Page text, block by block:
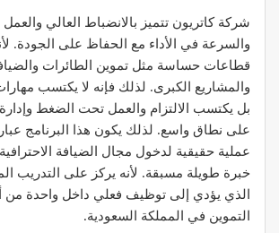
شركة كاتريون تتميز بالانضباط العالي
والسرعة في الأداء مع الحفاظ على الجودة.
قطاعات حساسة مثل تموين الطائرات
والمشاريع الكبرى. لذلك فإنه لا يكتسب
بل يكتسب الالتزام والعمل تحت الضغط وإدارة
على نطاق واسع. لذلك يكون هذا البرنامج
عملية حقيقية لدخول مجال الضيافة
خبرة طويلة مسبقة. لأنه يركز على التدريب
الذي يؤدي إلى توظيف فعلي داخل واحدة من
التموين في المملكة السعودية.